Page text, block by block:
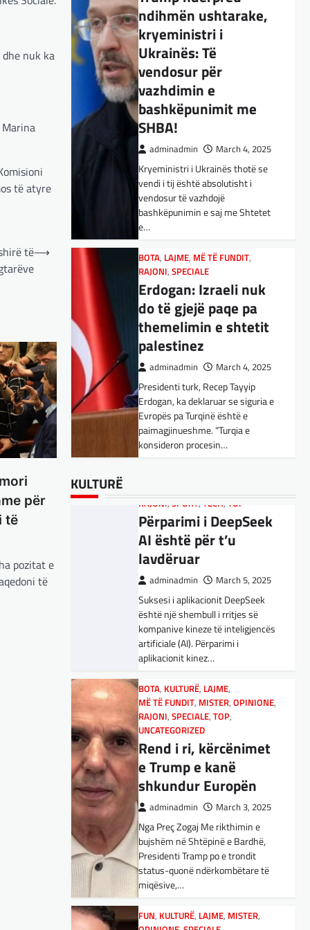
nuk ka
të atyre
të⟶
për
të
pozitat e
të
kryeministri i
Ukrainës: Të
vendosur për
vazhdimin e
bashkëpunimit me
SHBA!
adminadmin
Kryeministri i Ukrainës thotë se
vendi i tij është absolutisht i
vendosur të vazhdojë
bashkëpunimin e saj me Shtetet
e…
RAJONI,SPECIALE
Erdogan: Izraeli nuk
do të gjejë paqe pa
themelimin e shtetit
palestinez
adminadmin
Presidenti turk, Recep Tayyip
Erdogan, ka deklaruar se siguria e
Evropës pa Turqinë është e
paimagjinueshme. “Turqia e
konsideron procesin…
Konkurrenti francez i
Starlink pa aksionet e
tij të trefishohen në
vlerë pasi Trump
ndaloi ndihmën për
Ukrainën
adminadmin March 5, 2025
Aksionet e ofruesit francez të
satelitëve Eutelsat u trefishuan
në vlerë gjatë dy ditëve të fundit
mes shqetësimeve se qasja…
BOTA, LAJME,MË TË FUNDIT,
OPINIONE,RAJONI ,SPECIALE
Gjermani, ekspertët
sugjerojnë 400
miliardë euro për
mbrojtje
adminadmin March 4, 2025
Gjermania ndodhet aktualisht në
kulmin e përpjekjeve për krijimin e
qeverisë dhe koha nuk pret.
CDU/CSU dhe SPD po
vazhdojnë…
BOTA,LAJME,MISTER, RAJONI,
KULTURË
BOTA,KULTURË,LAJME,
MË TË FUNDIT OPINIONE ,RAJONI
SPECIALE,TOP
E megjithatë
Amerika është
opsioni më i mirë për
shqiptarët
adminadmin
Nga Dritan Hila Vështirë se
ndonjë shqiptar që ndjek sadopak
politikën e jashtme, pas takimit
Trump-Zhelenski, nuk ka
menduar: Po…
BOTA,KULTURË,LAJME,MISTER,
RAJONI,SPECIALE,TECH
Varësia nga ChatGPT
është në rritje:
Kujdes! Këto janë
pasojat e mundshme
adminadmin
Sipas studiuesve, përdoruesit që
përdorin shpesh ChatGPT për
biseda jopersonale, duke
përfshirë kërkimin e këshillave,
shpjegimet konceptuale dhe
ndihmën për…
RAJONI,SPORT, TECH, TOP
Përparimi i DeepSeek
AI është për t’u
lavdëruar
adminadmin March 5, 2025
Suksesi i aplikacionit DeepSeek
është një shembull i rritjes së
kompanive kineze të inteligjencës
artificiale (AI). Përparimi i
aplikacionit kinez…
BOTA, KULTURË, LAJME,
MË TË FUNDIT, MISTER,OPINIONE,
RAJONI,SPECIALE,TOP,
UNCATEGORIZED
Rend i ri, kërcënimet
e Trump e kanë
shkundur Europën
adminadmin March 3, 2025
Nga Preç Zogaj Me rikthimin e
bujshëm në Shtëpinë e Bardhë,
Presidenti Tramp po e trondit
status-quonë ndërkombëtare të
miqësive,…
FUN, KULTURË, LAJME, MISTER,
SPORT,VENDI
FFM pranon
kërkesën e
Shkëndija ndaj
Vardarit do të luaj të
dielën
adminadmin
2024
Shkëndija dhe Vardari do të luajnë
zyrtarisht të dielën. Vendimi ka
ardhur nga Federata e futbollit të
Maqedonisë së Veriut…
LAJME,SPORT
Ja Kush E Bindi
Presidentin E
Vllaznisë Për Të
Marrë Qatip Osmanin
adminadmin
February 20,
2024
Skuadra e njohur shqiptare e
Vllaznisë nga Shkodra, me 30
tetor në postin e trajnerit
zyrtarizoi strategun tetovar, Qatip
Osmani.…
SPORT
Goli i Leipzigut ishte i
rregullt!